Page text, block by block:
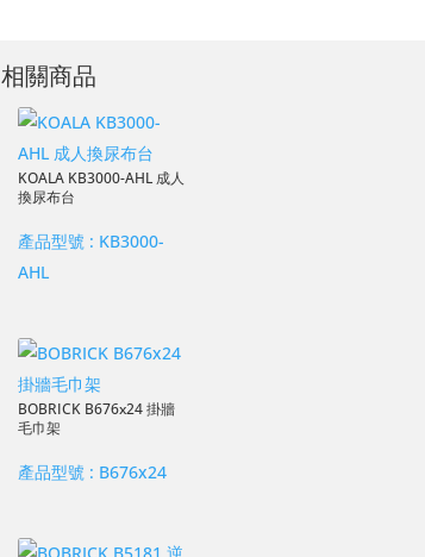
相關商品
KOALA KB3000-AHL 成人
換尿布台
產品型號 : KB3000-
AHL
BOBRICK B676x24 掛牆
毛巾架
產品型號 : B676x24